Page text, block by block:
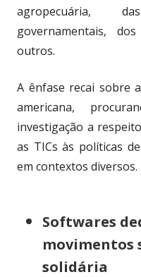
agropecuária,
governamentais,
outros.
A ênfase recai sobre
americana,
investigação a
as TICs às políticas
em contextos diversos.
Softwares
movimentos
solidária